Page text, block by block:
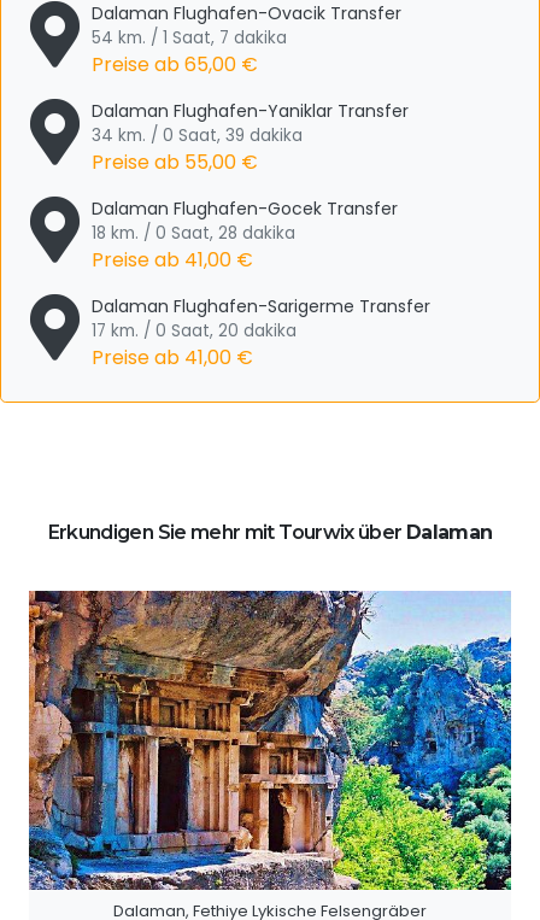
Dalaman Flughafen-Ovacik Transfer
54 km. / 1 Saat, 7 dakika
Preise ab65,00 €
Dalaman Flughafen-Yaniklar Transfer
34 km. / 0 Saat, 39 dakika
Preise ab 55,00 €
Dalaman Flughafen-Gocek Transfer
18 km. / 0 Saat, 28 dakika
Preise ab 41,00 €
Dalaman Flughafen-Sarigerme Transfer
17 km. / 0 Saat, 20 dakika
Preise ab 41,00 €
Erkundigen Sie mehr mit Tourwix über Dalaman
Dalaman, Fethiye Lykische Felsengräber